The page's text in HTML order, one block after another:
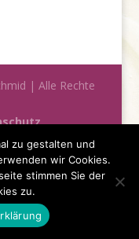
| Alle Rechte
zu gestalten und
wir Cookies.
stimmen Sie der
zu.